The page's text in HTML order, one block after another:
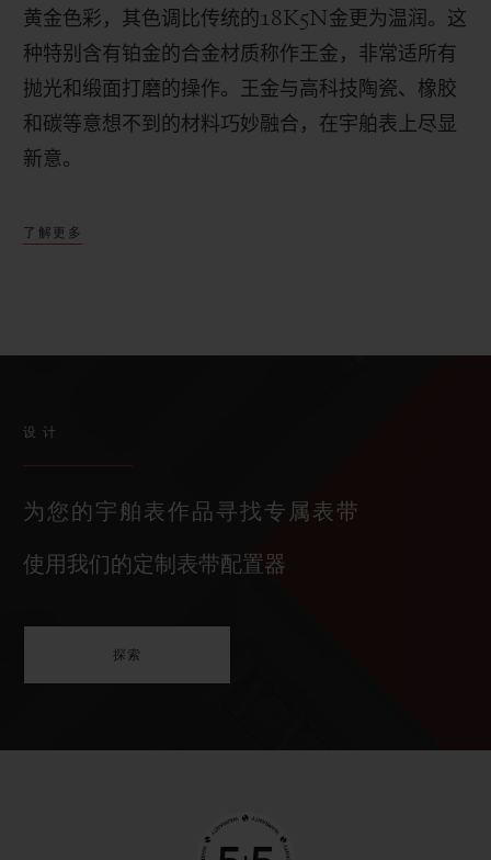
黄金色彩，其色调比传统的18K5N 金更为温润。这
种特别含有铂金的合金材质称作王金，非常适所有
抛光和缎面打磨的操作。 王金与高科技陶瓷、橡胶
和碳等意想不到的材料巧妙融合，在宇舶表上尽显
新意。
了解更多
设计
为您的宇舶表作品寻找专属表带
使用我们的定制表带配置器
探索